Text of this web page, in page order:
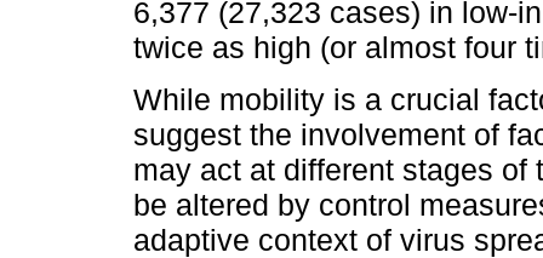
6,377 (27,323 cases) in low-
twice as high (or almost four
While mobility is a crucial
suggest the involvement of
may act at different stages
be altered by control
adaptive context of virus